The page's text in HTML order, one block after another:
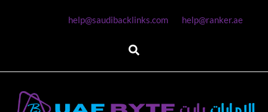
help@ranker.ae
help@saudibacklinks.com